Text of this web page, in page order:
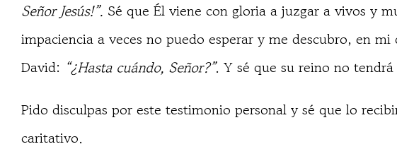
Señor Jesús!”. Sé que Él viene con gloria a juzgar a vivos y
impaciencia a veces no puedo esperar y me descubro, en
David: “¿Hasta cuándo, Señor?”. Y sé que su reino no
Pido disculpas por este testimonio personal y sé que lo
caritativo.